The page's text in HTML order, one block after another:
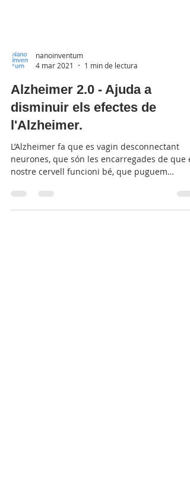
4 mar 2021
1 min de lectura
Alzheimer 2.0 - Ajuda a
disminuir els efectes de
l'Alzheimer.
L’Alzheimer fa que es vagin desconnectant
nostre cervell funcioni bé, que puguem
pensar,...